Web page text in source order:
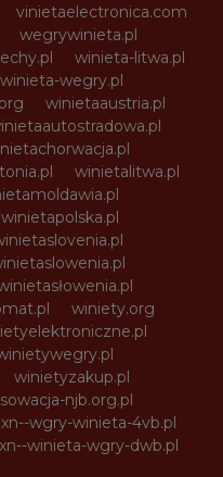
vinietaelectronica.com
wegrywinieta.pl
winieta-litwa.pl
winieta-wegry.pl
winietaaustria.pl
winietalitwa.pl
winietapolska.pl
winiety.org
winietyzakup.pl
njb.org.pl
xn--wgry-winieta-4vb.pl
xn--winieta-wgry-dwb.pl